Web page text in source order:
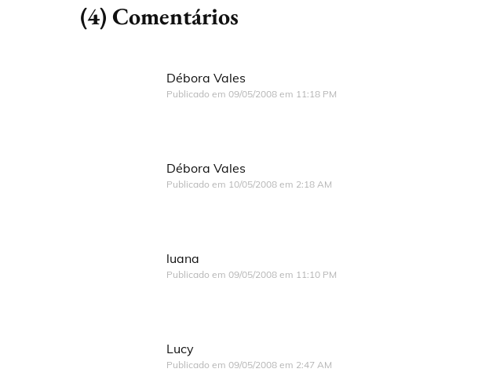
(4) Comentários
Débora Vales
Publicado em 09/05/2008 em 11:18 PM
Débora Vales
Publicado em 10/05/2008 em 2:18 AM
luana
Publicado em 09/05/2008 em 11:10 PM
Lucy
Publicado em 09/05/2008 em 2:47 AM